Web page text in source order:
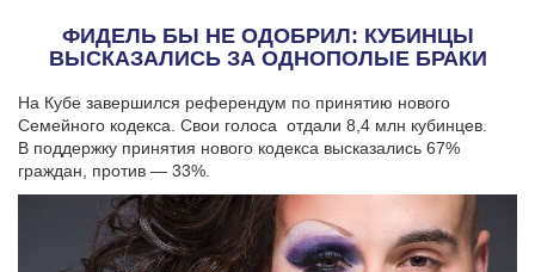
ФИДЕЛЬ БЫ НЕ ОДОБРИЛ: КУБИНЦЫ
ВЫСКАЗАЛИСЬ ЗА ОДНОПОЛЫЕ БРАКИ
На Кубе завершился референдум по принятию нового
Семейного кодекса. Свои голоса отдали 8,4 млн кубинцев.
В поддержку принятия нового кодекса высказались 67%
граждан, против — 33%.